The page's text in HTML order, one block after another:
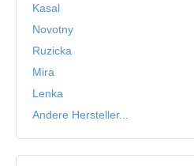
Kasal
Novotny
Ruzicka
Mira
Lenka
Andere Hersteller...